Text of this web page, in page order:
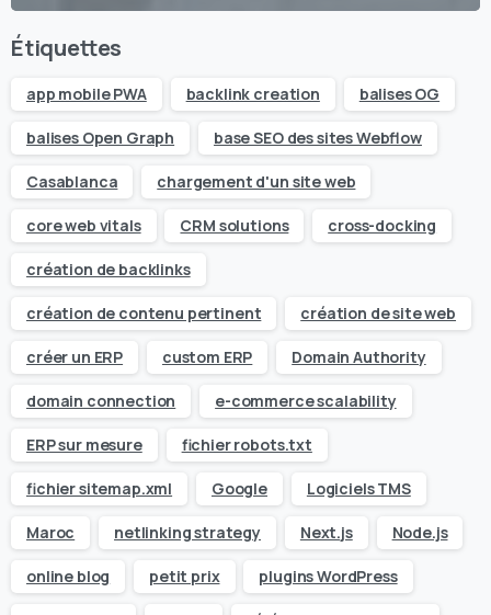
Étiquettes
app mobile PWA backlink creation balises OG
balises Open Graph base SEO des sites Webflow
Casablanca chargement d'un site web
core web vitals CRM solutions cross-docking
création de backlinks
création de contenu pertinent création de site web
créer un ERP custom ERP Domain Authority
domain connection e-commerce scalability
ERP sur mesure fichier robots.txt
fichier sitemap.xml Google Logiciels TMS
Maroc netlinking strategy Next.js Node.js
online blog petit prix plugins WordPress